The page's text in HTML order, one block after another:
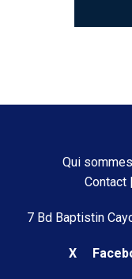
Qui
Contact |
7 Bd Baptistin
X